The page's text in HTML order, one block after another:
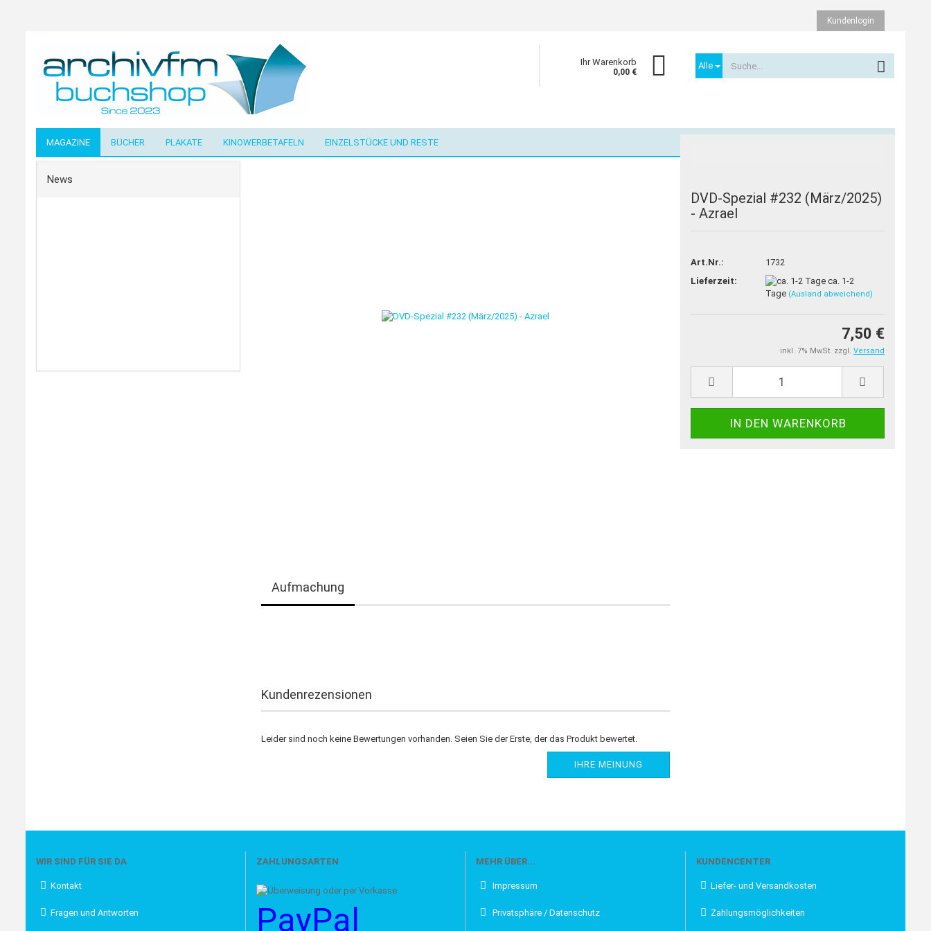
Kundenlogin
Konto erstellen
Ihr Warenkorb
0,00 €
Alle
MAGAZINE BÜCHER PLAKATE KINOWERBETAFELN EINZELSTÜCKE UND RESTE
DVD-Spezial #232 (März/2025)
- Azrael
Art.Nr.:
1732
Lieferzeit:
ca. 1-2
Tage (Ausland abweichend)
7,50 €
inkl. 7% MwSt. zzgl. Versand
Aufmachung
Kundenrezensionen
Leider sind noch keine Bewertungen vorhanden. Seien Sie der Erste, der das Produkt bewertet.
IHRE MEINUNG
News
WIR SIND FÜR SIE DA
Kontakt
Fragen und Antworten
ZAHLUNGSARTEN
oder per Vorkasse
PayPal
MEHR ÜBER...
Impressum
Privatsphäre / Datenschutz
KUNDENCENTER
Liefer- und Versandkosten
Zahlungsmöglichkeiten